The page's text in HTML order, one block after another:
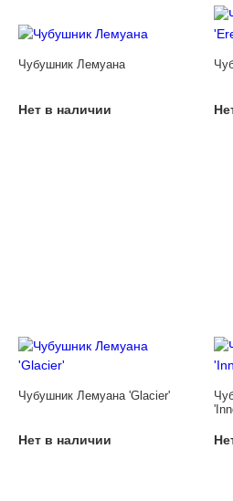
Чубушник Лемуана
Нет в наличии
Чубушник Лемуана 'Glacier'
Нет в наличии